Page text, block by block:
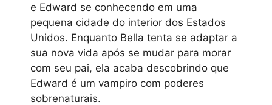
e Edward se conhecendo em uma
pequena cidade do interior dos Estados
Unidos. Enquanto Bella tenta se adaptar a
sua nova vida após se mudar para morar
com seu pai, ela acaba descobrindo que
Edward é um vampiro com poderes
sobrenaturais.